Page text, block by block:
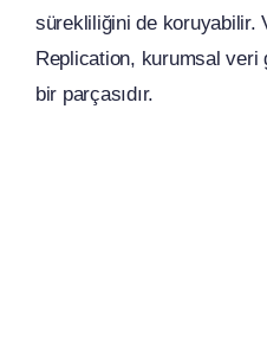
sürekliliğini de koruyabilir.
Replication, kurumsal veri
bir parçasıdır.